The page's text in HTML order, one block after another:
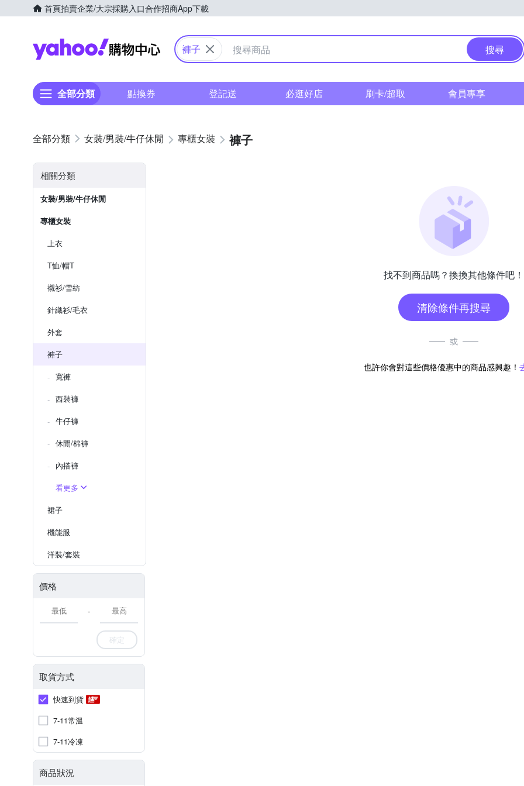
首頁拍賣企業/大宗採購入口合作招商App下載
Yahoo購物中心
褲子 搜尋
全部分類 點換券 登記送 必逛好店 刷卡/超取 會員專享
女裝/男裝/牛仔休閒 專櫃女裝 褲子
相關分類
女裝/男裝/牛仔休閒
專櫃女裝
上衣
T恤/帽T
襯衫/雪紡
針織衫/毛衣
外套
褲子
寬褲
西裝褲
牛仔褲
休閒/棉褲
內搭褲
看更多
裙子
機能服
洋裝/套裝
價格
-
確定
取貨方式
快速到貨
7-11常溫
7-11冷凍
商品狀況
找不到商品嗎？換換其他條件吧！
清除條件再搜尋
或
也許你會對這些價格優惠中的商品感興趣！